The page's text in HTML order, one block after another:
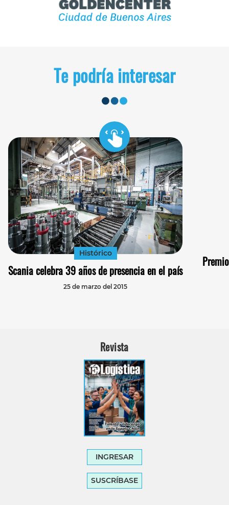
Te podría interesar
Histórico
Scania celebra 39 años de presencia en el país
25 de marzo del 2015
Revista
INGRESAR
SUSCRÍBASE